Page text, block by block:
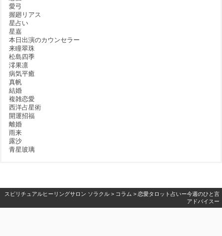
愛弓
握廻リアス
星占い
星嘉
本日出演のカウンセラー
来瞳翠珠
松島四季
澪果凛
病気平癒
真帆
結婚
複雑恋愛
西洋占星術
開運招福
離婚
雨来
露沙
青星玻璃
スピリチュアルヒーリングサロン ソラクル > コラム > 恋愛タロット占いー今週のひと言
アドバイスー